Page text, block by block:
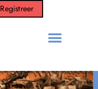
Registreer